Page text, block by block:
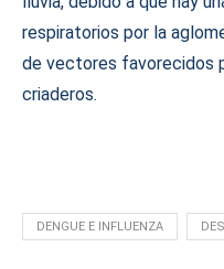
respiratorios por la
de vectores favorecidos
criaderos.
DENGUE E INFLUENZA